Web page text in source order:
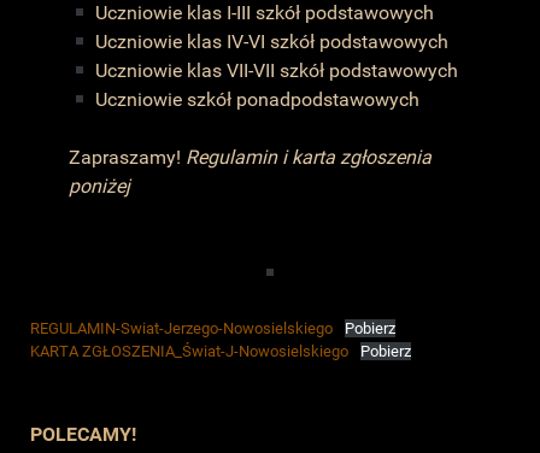
Uczniowie klas I-III szkół podstawowych
Uczniowie klas IV-VI szkół podstawowych
Uczniowie klas VII-VII szkół podstawowych
Uczniowie szkół ponadpodstawowych
Zapraszamy! Regulamin i karta zgłoszenia
poniżej
REGULAMIN-Swiat-Jerzego-Nowosielskiego
Pobierz
KARTA ZGŁOSZENIA_Świat-J-Nowosielskiego
Pobierz
POLECAMY!